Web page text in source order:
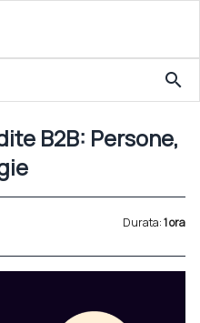
Trasformare le vendite B2B: Persone, Processi e Tecnologie
search
B2B: Persone,
Durata:1 ora